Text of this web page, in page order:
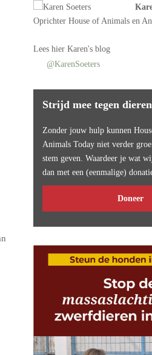
OprichterHouse of Animals en
Leeshier Karen's blog
@KarenSoeters
Strijd mee tegen
Zonder jouw hulp kunnen
Animals Today niet verder
stem geven. Waardeer je wat
dan met een (eenmalige)
Doneer